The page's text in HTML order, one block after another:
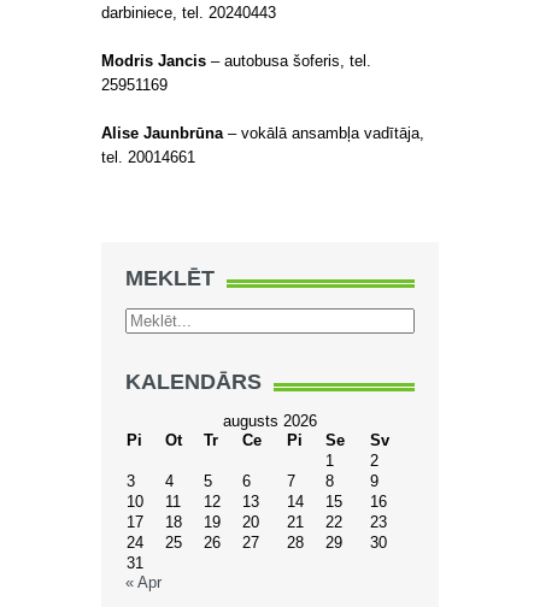
darbiniece, tel. 20240443
Modris Jancis – autobusa šoferis, tel.
25951169
Alise Jaunbrūna– vokālā ansambļa vadītāja,
tel. 20014661
MEKLĒT
KALENDĀRS
augusts 2026
Pi
Ot Tr Ce Pi Se
Sv
1
2
3
4 5 6 7 8
9
10
11 12 13 14 15
16
17
18 19 20 21 22
23
24
25 26 27 28 29
30
31
« Apr